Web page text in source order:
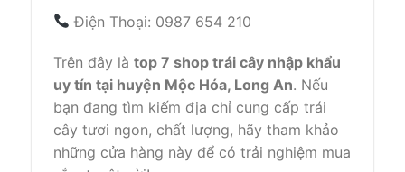
Điện Thoại: 0987 654 210
Trên đây là top 7 shop trái cây nhập khẩu
uy tín tại huyện Mộc Hóa, Long An. Nếu
bạn đang tìm kiếm địa chỉ cung cấp trái
cây tươi ngon, chất lượng, hãy tham khảo
những cửa hàng này để có trải nghiệm mua